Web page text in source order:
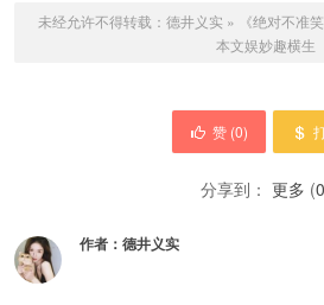
未经允许不得转载： 德井义实 »
《绝对不准
本文娱妙趣横生
赞 (0)
分享到： 更多 (0
作者： 德井义实